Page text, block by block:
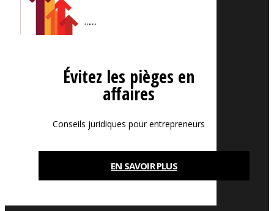
Évitez les pièges en
affaires
Conseils juridiques pour entrepreneurs
EN SAVOIR PLUS